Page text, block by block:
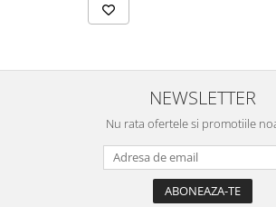
NEWSLETTER
Nu rata ofertele si promotiile